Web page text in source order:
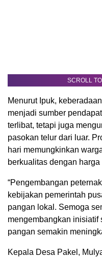
SCROLL
Menurut Ipuk,
menjadi sumber
terlibat, tetapi juga
pasokan telur dari luar.
hari memungkinkan
berkualitas dengan
“Pengembangan
kebijakan pemerintah
pangan lokal. Semoga
mengembangkan inisiatif
pangan semakin
Kepala Desa Pakel,